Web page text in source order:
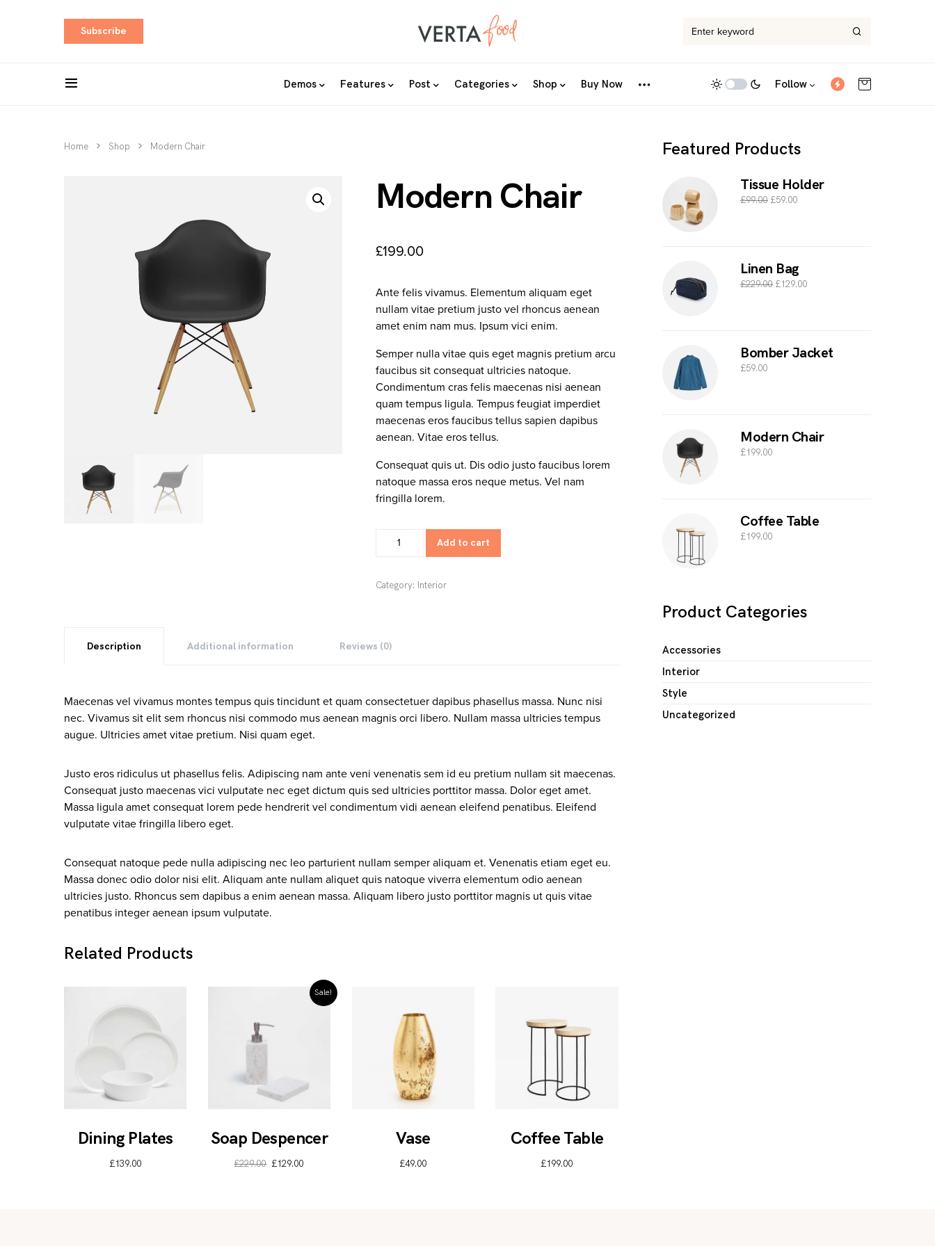
Subscribe
Demos Features Post Categories Shop Buy Now Follow
Home Shop Modern Chair
Modern Chair
£199.00
Ante felis vivamus. Elementum aliquam eget
nullam vitae pretium justo vel rhoncus aenean
amet enim nam mus. Ipsum vici enim.
Semper nulla vitae quis eget magnis pretium arcu
faucibus sit consequat ultricies natoque.
Condimentum cras felis maecenas nisi aenean
quam tempus ligula. Tempus feugiat imperdiet
maecenas eros faucibus tellus sapien dapibus
aenean. Vitae eros tellus.
Consequat quis ut. Dis odio justo faucibus lorem
natoque massa eros neque metus. Vel nam
fringilla lorem.
Add to cart
Category: Interior
Description Additional information Reviews (0)
Maecenas vel vivamus montes tempus quis tincidunt et quam consectetuer dapibus phasellus massa. Nunc nisi
nec. Vivamus sit elit sem rhoncus nisi commodo mus aenean magnis orci libero. Nullam massa ultricies tempus
augue. Ultricies amet vitae pretium. Nisi quam eget.
Justo eros ridiculus ut phasellus felis. Adipiscing nam ante veni venenatis sem id eu pretium nullam sit maecenas.
Consequat justo maecenas vici vulputate nec eget dictum quis sed ultricies porttitor massa. Dolor eget amet.
Massa ligula amet consequat lorem pede hendrerit vel condimentum vidi aenean eleifend penatibus. Eleifend
vulputate vitae fringilla libero eget.
Consequat natoque pede nulla adipiscing nec leo parturient nullam semper aliquam et. Venenatis etiam eget eu.
Massa donec odio dolor nisi elit. Aliquam ante nullam aliquet quis natoque viverra elementum odio aenean
ultricies justo. Rhoncus sem dapibus a enim aenean massa. Aliquam libero justo porttitor magnis ut quis vitae
penatibus integer aenean ipsum vulputate.
Related Products
Dining Plates
£139.00
Sale!
Soap Despencer
£229.00 £129.00
Vase
£49.00
Coffee Table
£199.00
Featured Products
Tissue Holder
£99.00 £59.00
Linen Bag
£229.00 £129.00
Bomber Jacket
£59.00
Modern Chair
£199.00
Coffee Table
£199.00
Product Categories
Accessories
Interior
Style
Uncategorized